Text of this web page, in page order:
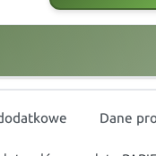
Dane